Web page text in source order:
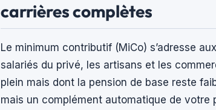
carrières complètes
Le minimum contributif (MiCo) s’adresse
salariés du privé, les artisans et les
plein mais dont la pension de base reste
mais un complément automatique de votre